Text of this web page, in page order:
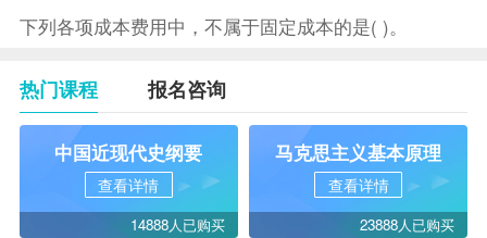
下列各项成本费用中，不属于固定成本的是( )。
热门课程 报名咨询
中国近现代史纲要
查看详情
14888人已购买
马克思主义基本原理
查看详情
23888人已购买